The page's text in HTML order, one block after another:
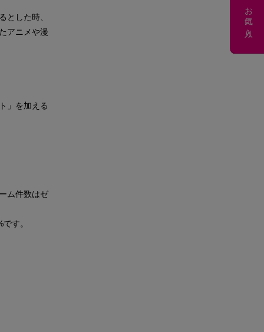
とした時、
アニメや漫
」を加える
ム件数はゼ
す。
お気に入り